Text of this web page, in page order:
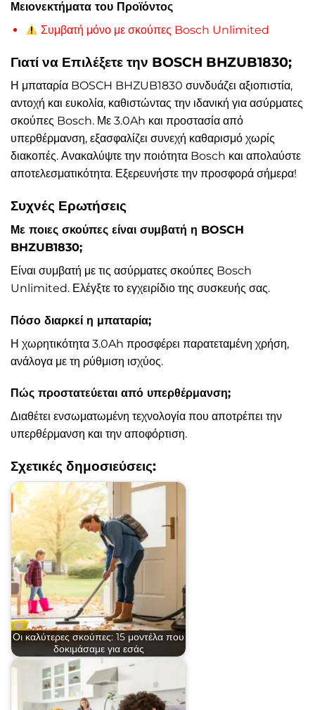
Μειονεκτήματα του Προϊόντος
Συμβατή μόνο με σκούπες Bosch Unlimited
Γιατί να Επιλέξετε την BOSCH BHZUB1830;
Η μπαταρία BOSCH BHZUB1830 συνδυάζει αξιοπιστία,
αντοχή και ευκολία, καθιστώντας την ιδανική για ασύρματες
σκούπες Bosch. Με 3.0Ah και προστασία από
υπερθέρμανση, εξασφαλίζει συνεχή καθαρισμό χωρίς
διακοπές. Ανακαλύψτε την ποιότητα Bosch και απολαύστε
αποτελεσματικότητα. Εξερευνήστε την προσφορά σήμερα!
Συχνές Ερωτήσεις
Με ποιες σκούπες είναι συμβατή η BOSCH
BHZUB1830;
Είναι συμβατή με τις ασύρματες σκούπες Bosch
Unlimited. Ελέγξτε το εγχειρίδιο της συσκευής σας.
Πόσο διαρκεί η μπαταρία;
Η χωρητικότητα 3.0Ah προσφέρει παρατεταμένη χρήση,
ανάλογα με τη ρύθμιση ισχύος.
Πώς προστατεύεται από υπερθέρμανση;
Διαθέτει ενσωματωμένη τεχνολογία που αποτρέπει την
υπερθέρμανση και την αποφόρτιση.
Σχετικές δημοσιεύσεις:
Οι καλύτερες σκούπες: 15 μοντέλα που
δοκιμάσαμε για εσάς